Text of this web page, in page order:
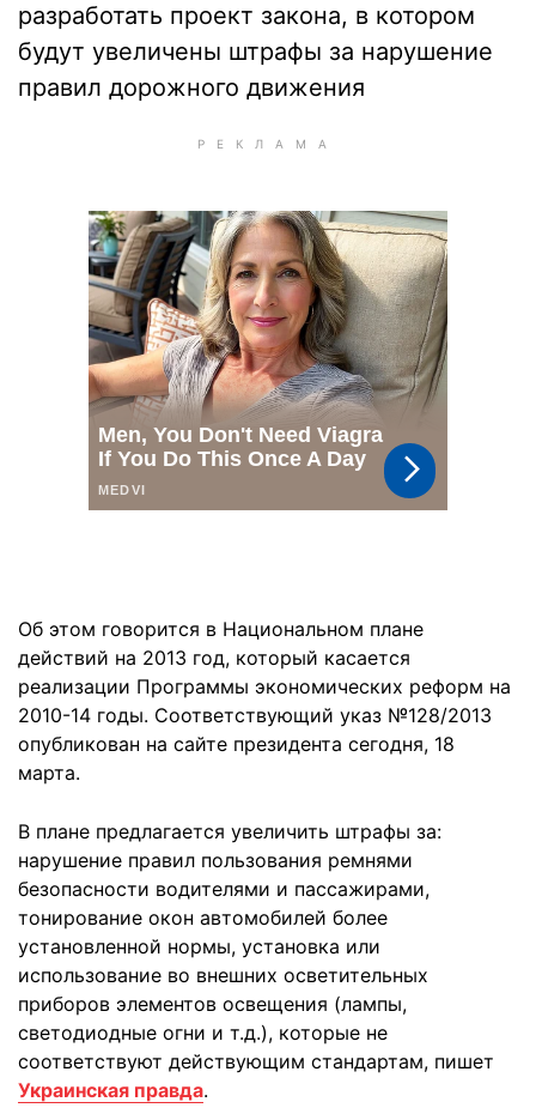
разработать проект закона, в котором
будут увеличены штрафы за нарушение
правил дорожного движения
Об этом говорится в Национальном плане
действий на 2013 год, который касается
реализации Программы экономических реформ на
2010-14 годы. Соответствующий указ №128/2013
опубликован на сайте президента сегодня, 18
марта.
В плане предлагается увеличить штрафы за:
нарушение правил пользования ремнями
безопасности водителями и пассажирами,
тонирование окон автомобилей более
установленной нормы, установка или
использование во внешних осветительных
приборов элементов освещения (лампы,
светодиодные огни и т.д.), которые не
соответствуют действующим стандартам, пишет
Украинская правда.